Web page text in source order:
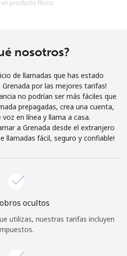
sitio web, estoy de acuerdo con
Únete
oREGÍSTRATE →
¿Olvidaste tu contraseña? →
Sesión
producto físico.
nosotros?
de llamadas que has estado
por las mejores tarifas!
no podrían ser más fáciles que
prepagadas, crea una cuenta,
en línea y llama a casa.
a Grenada desde el extranjero
llamadas fácil, seguro y confiable!
ocultos
utilizas, nuestras tarifas incluyen